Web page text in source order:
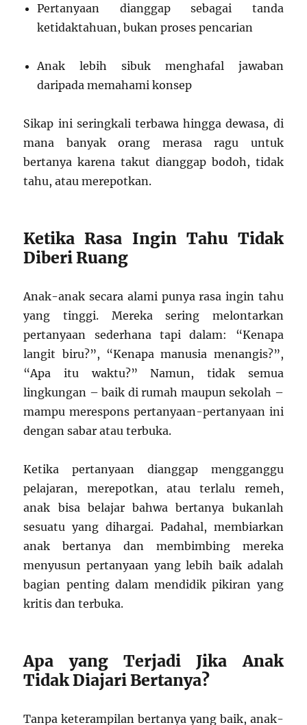
Pertanyaan dianggap sebagai tanda
ketidaktahuan, bukan proses pencarian
Anak lebih sibuk menghafal jawaban
daripada memahami konsep
Sikap ini seringkali terbawa hingga dewasa, di
mana banyak orang merasa ragu untuk
bertanya karena takut dianggap bodoh, tidak
tahu, atau merepotkan.
Ketika Rasa Ingin Tahu Tidak
Diberi Ruang
Anak-anak secara alami punya rasa ingin tahu
yang tinggi. Mereka sering melontarkan
pertanyaan sederhana tapi dalam: “Kenapa
langit biru?”, “Kenapa manusia menangis?”,
“Apa itu waktu?” Namun, tidak semua
lingkungan – baik di rumah maupun sekolah –
mampu merespons pertanyaan-pertanyaan ini
dengan sabar atau terbuka.
Ketika pertanyaan dianggap mengganggu
pelajaran, merepotkan, atau terlalu remeh,
anak bisa belajar bahwa bertanya bukanlah
sesuatu yang dihargai. Padahal, membiarkan
anak bertanya dan membimbing mereka
menyusun pertanyaan yang lebih baik adalah
bagian penting dalam mendidik pikiran yang
kritis dan terbuka.
Apa yang Terjadi Jika Anak
Tidak Diajari Bertanya?
Tanpa keterampilan bertanya yang baik, anak-